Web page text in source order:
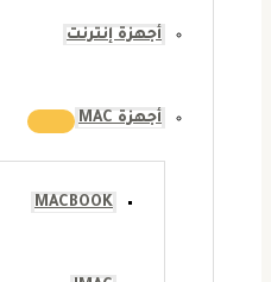
أجهزة إنترنت
أجهزة MAC
MACBOOK